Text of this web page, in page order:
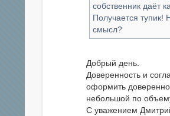
собственник даёт
Получается тупик!
смысл?
Добрый день.
Доверенность и
оформить
небольшой по
С уважением